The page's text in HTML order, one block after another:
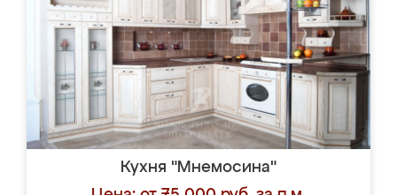
Кухня "Мнемосина"